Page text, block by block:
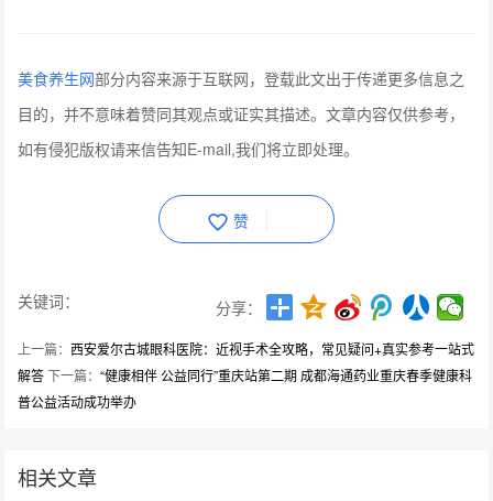
美食养生网部分内容来源于互联网，登载此文出于传递更多信息之
目的，并不意味着赞同其观点或证实其描述。文章内容仅供参考，
如有侵犯版权请来信告知E-mail,我们将立即处理。
赞
关键词： 分享：
上一篇：西安爱尔古城眼科医院：近视手术全攻略，常见疑问+真实参考一站式
解答下一篇：“健康相伴 公益同行”重庆站第二期 成都海通药业重庆春季健康科
普公益活动成功举办
相关文章